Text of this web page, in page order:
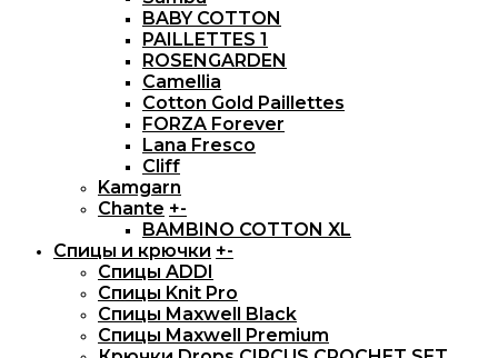
BABY COTTON
PAILLETTES 1
ROSENGARDEN
Camellia
Cotton Gold Paillettes
FORZA Forever
Lana Fresco
Cliff
Kamgarn
Chante +-
BAMBINO COTTON XL
Спицы и крючки +-
Спицы ADDI
Спицы Knit Pro
Спицы Maxwell Black
Спицы Maxwell Premium